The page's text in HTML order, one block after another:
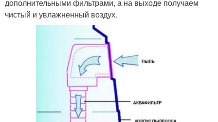
дополнительными фильтрами, а на выходе получаем
чистый и увлажненный воздух.